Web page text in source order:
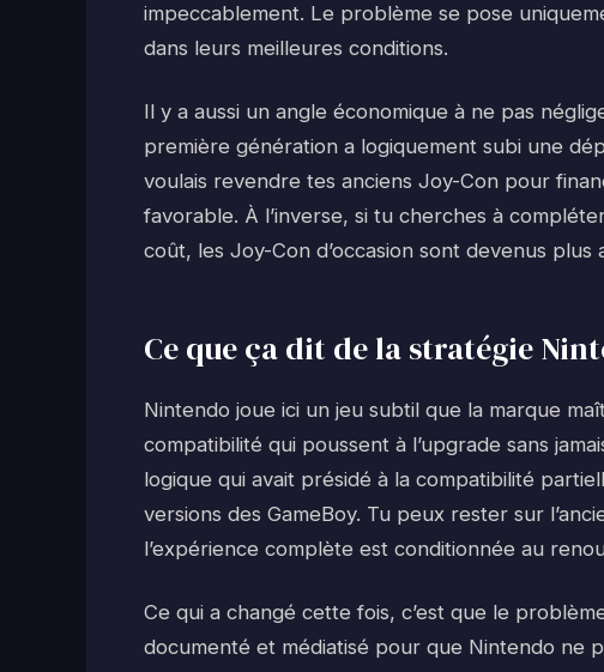
impeccablement. Le problème se pose
dans leurs meilleures conditions.
Il y a aussi un angle économique à ne pas
première génération a logiquement subi une
voulais revendre tes anciens Joy-Con pour
favorable. À l’inverse, si tu cherches à
coût, les Joy-Con d’occasion sont devenus plus
Ce que ça dit de la stratégie
Nintendo joue ici un jeu subtil que la marque
compatibilité qui poussent à l’upgrade sans
logique qui avait présidé à la compatibilité
versions des GameBoy. Tu peux rester sur
l’expérience complète est conditionnée au
Ce qui a changé cette fois, c’est que le
documenté et médiatisé pour que Nintendo ne